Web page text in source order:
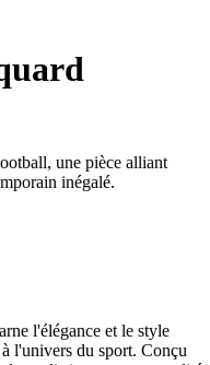
une pièce alliant
inégalé.
l'élégance et le style
l'univers du sport. Conçu